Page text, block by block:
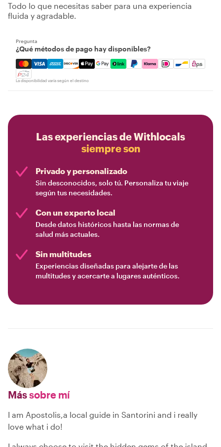
Todo lo que necesitas saber para una experiencia
fluida y agradable.
Pregunta
¿Qué métodos de pago hay disponibles?
Mastercard, Visa, Amex, Discover, Apple Pay, Google
La disponibilidad varía según el destino
Las experiencias de Withlocals
siempre son
Privado y personalizado
Sin desconocidos, solo tú. Personaliza tu viaje
según tus necesidades.
Con un experto local
Desde datos históricos hasta las normas de
salud más actuales.
Sin multitudes
Experiencias diseñadas para alejarte de las
multitudes y acercarte a lugares auténticos.
Mássobre mí
I am Apostolis,a local guide in Santorini and i really
love what i do!